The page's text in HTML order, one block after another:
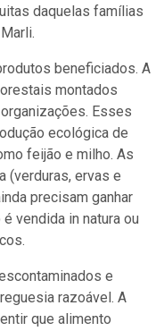
daquelas famílias
beneficiados. A
montados
Esses
ecológica de
feijão e milho. As
(verduras, ervas e
precisam ganhar
vendida in natura ou
e
razoável. A
que alimento